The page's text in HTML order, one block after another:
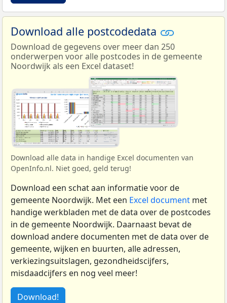
Download alle postcodedata
Download de gegevens over meer dan 250
onderwerpen voor alle postcodes in de gemeente
Noordwijk als een Excel dataset!
Download alle data in handige Excel documenten van
OpenInfo.nl. Niet goed, geld terug!
Download een schat aan informatie voor de
gemeente Noordwijk. Met een Excel document met
handige werkbladen met de data over de postcodes
in de gemeente Noordwijk. Daarnaast bevat de
download andere documenten met de data over de
gemeente, wijken en buurten, alle adressen,
verkiezingsuitslagen, gezondheidscijfers,
misdaadcijfers en nog veel meer!
Download!